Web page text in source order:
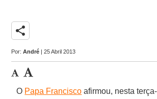
share
Por:André | 25 Abril 2013
O Papa Francisco afirmou, nesta